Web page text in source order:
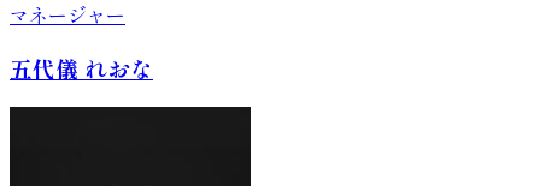
マネージャー
五代儀 れおな